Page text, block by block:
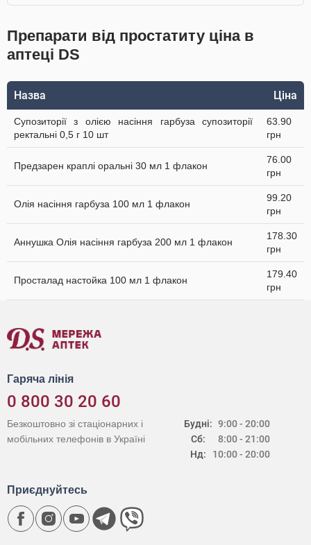
Препарати від простатиту ціна в
аптеці DS
Назва Ціна
Супозиторії з олією насіння гарбуза супозиторії
ректальні 0,5 г 10 шт
63.90
грн
Предзарен краплі оральні 30 мл 1 флакон
76.00
грн
Олія насіння гарбуза 100 мл 1 флакон
99.20
грн
Аннушка Олія насіння гарбуза 200 мл 1 флакон
178.30
грн
Просталад настойка 100 мл 1 флакон
179.40
грн
Гаряча лінія
0 800 30 20 60
Будні:
Сб:
Нд:
9:00 - 20:00
8:00 - 21:00
10:00 - 20:00
Безкоштовно зі стаціонарних і
мобільних телефонів в Україні
Приєднуйтесь